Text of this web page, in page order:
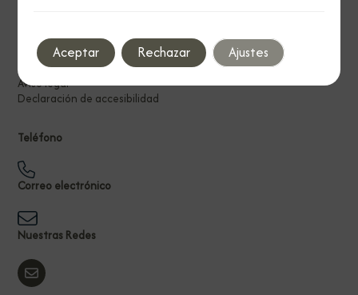
Política de privacidad
Política de cookies
Aviso legal
Declaración de accesibilidad
Teléfono
Correo electrónico
Nuestras Redes
Aceptar Rechazar Ajustes